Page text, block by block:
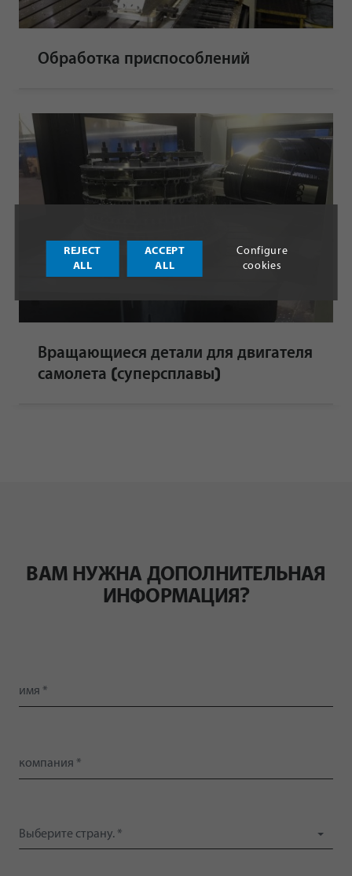
Обработка приспособлений
Вращающиеся детали для двигателя
самолета (суперсплавы)
ВАМ НУЖНА ДОПОЛНИТЕЛЬНАЯ
ИНФОРМАЦИЯ?
Выберите страну. *
REJECT
ALL
ACCEPT
ALL
Configure
cookies